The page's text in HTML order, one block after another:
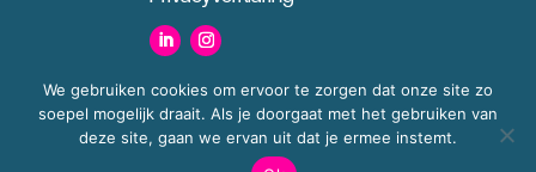
We gebruiken cookies om ervoor te zorgen dat onze site zo
soepel mogelijk draait. Als je doorgaat met het gebruiken van
deze site, gaan we ervan uit dat je ermee instemt.